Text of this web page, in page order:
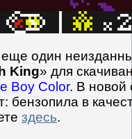
один
King» для
Boy Color. В новой
бензопила в
здесь.